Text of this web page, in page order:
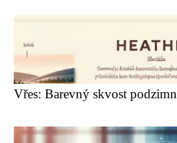
Vřes: Barevný skvost